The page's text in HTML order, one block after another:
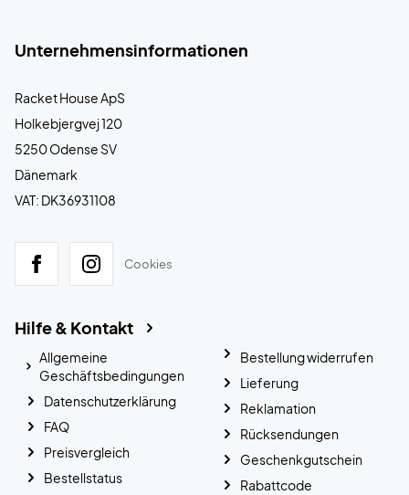
Unternehmensinformationen
Racket House ApS
Holkebjergvej 120
5250 Odense SV
Dänemark
VAT: DK36931108
Cookies
Hilfe & Kontakt
Allgemeine
Geschäftsbedingungen
Datenschutzerklärung
FAQ
Preisvergleich
Bestellstatus
Bestellung widerrufen
Lieferung
Reklamation
Rücksendungen
Geschenkgutschein
Rabattcode